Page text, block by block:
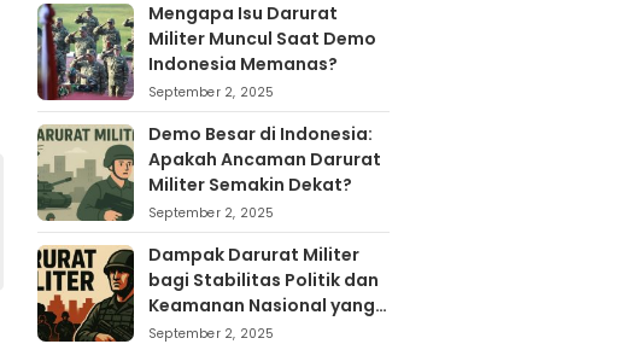
Mengapa Isu Darurat
Militer Muncul Saat Demo
Indonesia Memanas?
September 2, 2025
Demo Besar di Indonesia:
Apakah Ancaman Darurat
Militer Semakin Dekat?
September 2, 2025
Dampak Darurat Militer
bagi Stabilitas Politik dan
Keamanan Nasional yang
Sering Terlupakan
September 2, 2025